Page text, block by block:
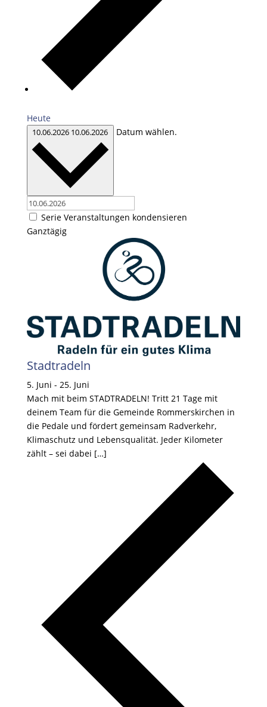
Heute
10.06.2026 10.06.2026 Datum wählen.
Serie Veranstaltungen kondensieren
Ganztägig
Stadtradeln
5. Juni - 25. Juni
Mach mit beim STADTRADELN! Tritt 21 Tage mit
deinem Team für die Gemeinde Rommerskirchen in
die Pedale und fördert gemeinsam Radverkehr,
Klimaschutz und Lebensqualität. Jeder Kilometer
zählt – sei dabei […]